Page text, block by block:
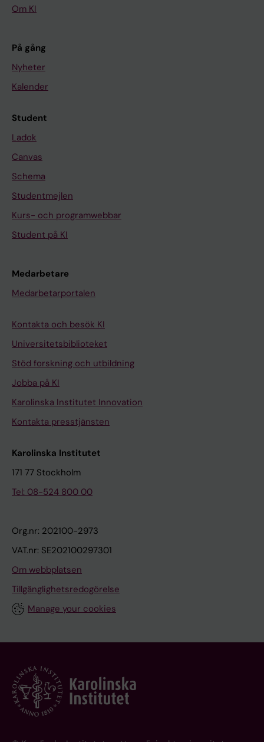
Om KI
På gång
Nyheter
Kalender
Student
Ladok
Canvas
Schema
Studentmejlen
Kurs- och programwebbar
Student på KI
Medarbetare
Medarbetarportalen
Kontakta och besök KI
Universitetsbiblioteket
Stöd forskning och utbildning
Jobba på KI
Karolinska Institutet Innovation
Kontakta presstjänsten
Karolinska Institutet
171 77 Stockholm
Tel: 08-524 800 00
Org.nr: 202100-2973
VAT.nr: SE202100297301
Om webbplatsen
Tillgänglighetsredogörelse
Manage your cookies